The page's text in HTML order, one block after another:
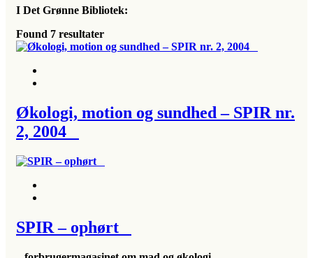
I Det Grønne Bibliotek:
Found 7 resultater
Økologi, motion og sundhed – SPIR nr.
2, 2004
SPIR – ophørt